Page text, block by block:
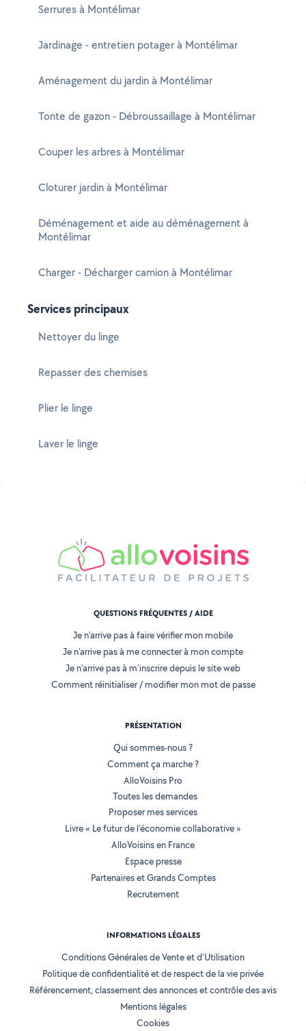
Serrures à Montélimar
Jardinage - entretien potager à Montélimar
Aménagement du jardin à Montélimar
Tonte de gazon - Débroussaillage à Montélimar
Couper les arbres à Montélimar
Cloturer jardin à Montélimar
Déménagement et aide au déménagement à
Montélimar
Charger - Décharger camion à Montélimar
Services principaux
Nettoyer du linge
Repasser des chemises
Plier le linge
Laver le linge
QUESTIONS FRÉQUENTES / AIDE
Je n'arrive pas à faire vérifier mon mobile
Je n'arrive pas à me connecter à mon compte
Je n'arrive pas à m'inscrire depuis le site web
Comment réinitialiser / modifier mon mot de passe
PRÉSENTATION
Qui sommes-nous ?
Comment ça marche ?
AlloVoisins Pro
Toutes les demandes
Proposer mes services
Livre « Le futur de l'économie collaborative »
AlloVoisins en France
Espace presse
Partenaires et Grands Comptes
Recrutement
INFORMATIONS LÉGALES
Conditions Générales de Vente et d'Utilisation
Politique de confidentialité et de respect de la vie privée
Référencement, classement des annonces et contrôle des avis
Mentions légales
Cookies